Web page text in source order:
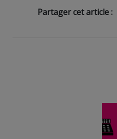
Partager cet article :